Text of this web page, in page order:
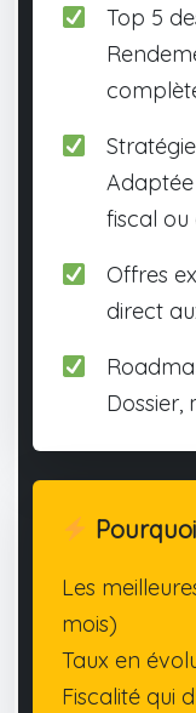
Top 5
fiscal
Offres
direct
Dossier,
Les
mois)
Taux en
Fiscalité qui